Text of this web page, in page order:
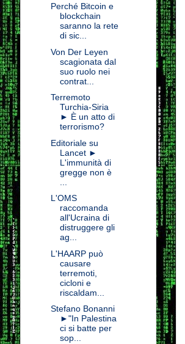
Perché Bitcoin e
blockchain
saranno la rete
di sic...
Von Der Leyen
scagionata dal
suo ruolo nei
contrat...
Terremoto
Turchia-Siria
► È un atto di
terrorismo?
Editoriale su
Lancet ►
L'immunità di
gregge non è
L'OMS
raccomanda
all'Ucraina di
distruggere gli
ag...
L'HAARP può
causare
terremoti,
cicloni e
riscaldam...
Stefano Bonanni
►"In Palestina
ci si batte per
sop...